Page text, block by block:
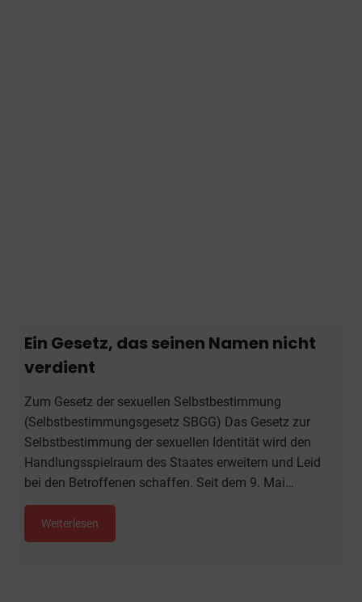
Ein Gesetz, das seinen Namen nicht
verdient
Zum Gesetz der sexuellen Selbstbestimmung
(Selbstbestimmungsgesetz SBGG) Das Gesetz zur
Selbstbestimmung der sexuellen Identität wird den
Handlungsspielraum des Staates erweitern und Leid
bei den Betroffenen schaffen. Seit dem 9. Mai…
Weiterlesen